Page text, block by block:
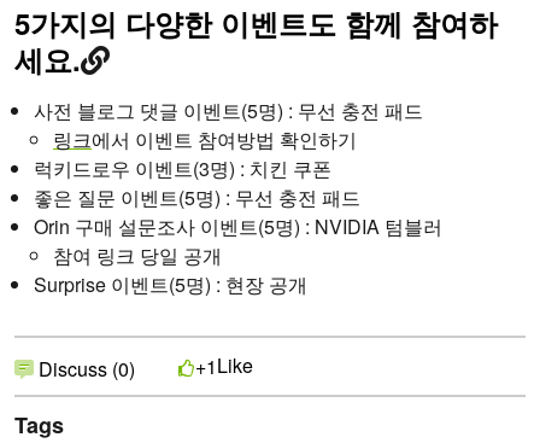
5가지의 다양한 이벤트도 함께 참여하
세요.
사전 블로그 댓글 이벤트(5명) : 무선 충전 패드
링크에서 이벤트 참여방법 확인하기
럭키드로우 이벤트(3명) : 치킨 쿠폰
좋은 질문 이벤트(5명) : 무선 충전 패드
Orin 구매 설문조사 이벤트(5명) : NVIDIA 텀블러
참여 링크 당일 공개
Surprise 이벤트(5명) : 현장 공개
Discuss (0) +1Like
Tags